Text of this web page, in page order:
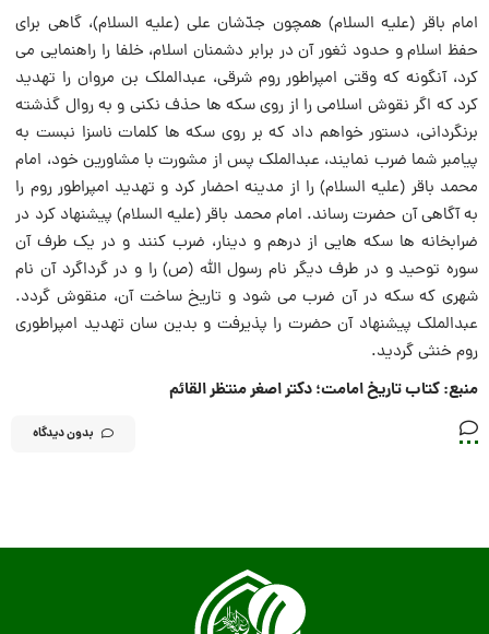
امام باقر (علیه السلام) همچون جدّشان على (علیه السلام)، گاهى براى
حفظ اسلام و حدود ثغور آن در برابر دشمنان اسلام، خلفا را راهنمایى مى
کرد، آنگونه که وقتى امپراطور روم شرقی، عبدالملک بن مروان را تهدید
کرد که اگر نقوش اسلامى را از روى سکه ها حذف نکنى و به روال گذشته
برنگردانی، دستور خواهم داد که بر روى سکه ها کلمات ناسزا نبست به
پیامبر شما ضرب نمایند، عبدالملک پس از مشورت با مشاورین خود، امام
محمد باقر (علیه السلام) را از مدینه احضار کرد و تهدید امپراطور روم را
به آگاهى آن حضرت رساند. امام محمد باقر (علیه السلام) پیشنهاد کرد در
ضرابخانه ها سکه هایى از درهم و دینار، ضرب کنند و در یک طرف آن
سوره توحید و در طرف دیگر نام رسول الله (ص) را و در گرداگرد آن نام
شهرى که سکه در آن ضرب مى شود و تاریخ ساخت آن، منقوش گردد.
عبدالملک پیشنهاد آن حضرت را پذیرفت و بدین سان تهدید امپراطورى
روم خنثى گردید.
منبع: کتاب تاریخ امامت؛ دکتر اصغر منتظر القائم
بدون دیدگاه